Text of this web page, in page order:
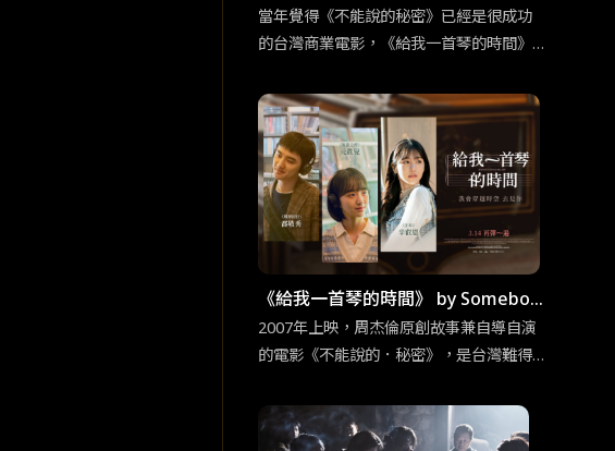
當年覺得《不能說的秘密》已經是很成功
的台灣商業電影，《給我一首琴的時間》
這部改編電影不只是照本宣科，大致上的
架構並未不同，但無倫是情節的細節上或
是人物設定的更動上，還是有原創性的巧
思。
《給我一首琴的時間》 by Somebod
y Sue／普通人
2007年上映，周杰倫原創故事兼自導自演
的電影《不能說的．秘密》，是台灣難得
是「台灣感性」（대만감성）的始祖之一。
多虧我們杰倫哥，至今仍能在電影主要取